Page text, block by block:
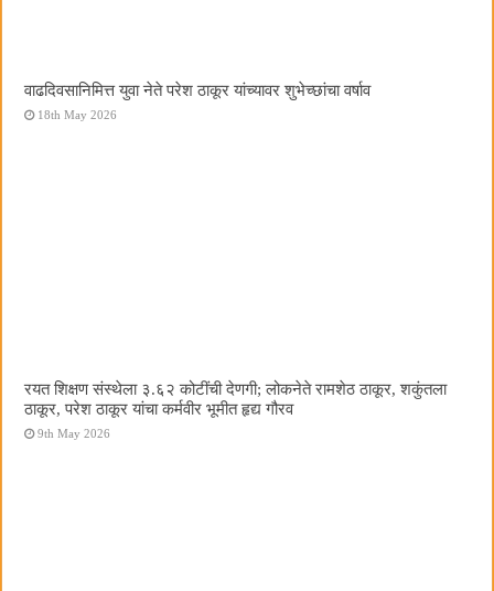
वाढदिवसानिमित्त युवा नेते परेश ठाकूर यांच्यावर शुभेच्छांचा वर्षाव
18th May 2026
रयत शिक्षण संस्थेला ३.६२ कोटींची देणगी; लोकनेते रामशेठ ठाकूर, शकुंतला
ठाकूर, परेश ठाकूर यांचा कर्मवीर भूमीत हृद्य गौरव
9th May 2026